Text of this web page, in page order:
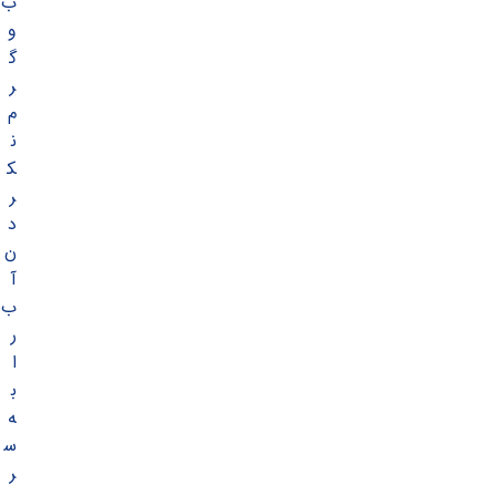
و
گ
ر
م
ن
ک
ر
د
ن
آ
ب
ر
ا
ب
ه
س
ر